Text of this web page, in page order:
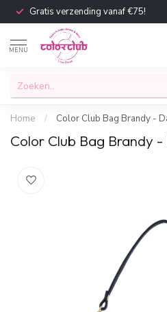
Gratis verzending vanaf €75!
MENU
Home / Color Club Bag Brandy -
Color Club Bag Brandy